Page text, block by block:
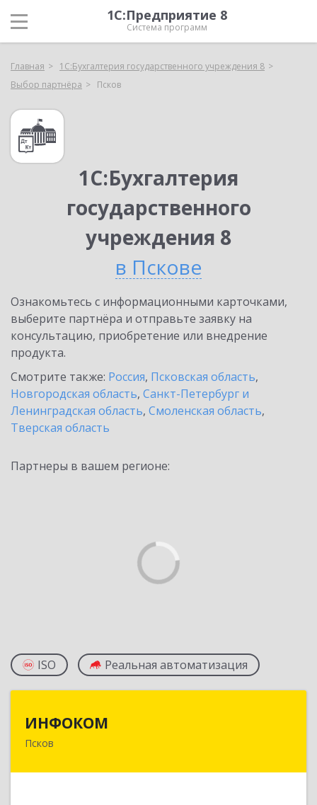
1С:Предприятие 8
Система программ
Главная
1С:Бухгалтерия государственного учреждения 8
Выбор партнёра
Псков
1С:Бухгалтерия
государственного
учреждения 8
в Пскове
Ознакомьтесь с информационными карточками,
выберите партнёра и отправьте заявку на
консультацию, приобретение или внедрение
продукта.
Смотрите также: Россия, Псковская область,
Новгородская область, Санкт-Петербург и
Ленинградская область, Смоленская область,
Тверская область
Партнеры в вашем регионе:
ISO Реальная автоматизация
ИНФОКОМ
Псков180000, Псковская обл, Псков г, Советская ул,